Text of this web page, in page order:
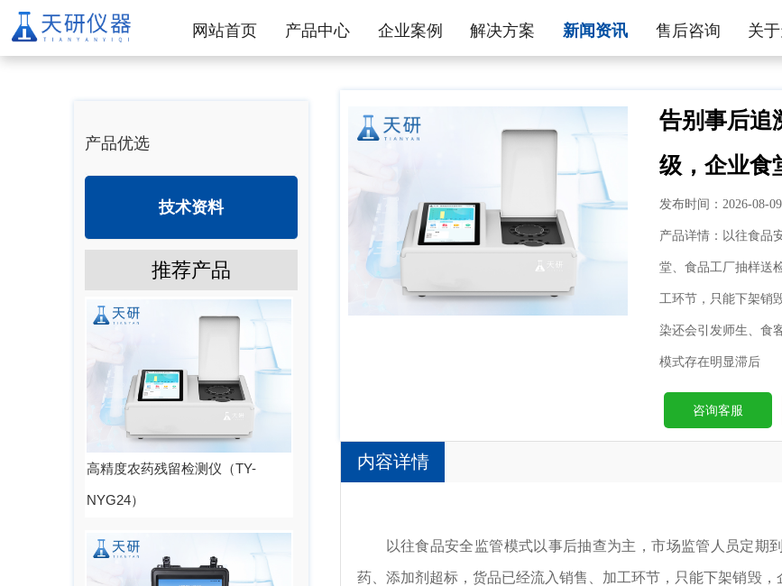
网站首页 产品中心 企业案例 解决方案 新闻资讯 售后咨询 关
产品优选
技术资料
推荐产品
高精度农药残留检测仪（TY-
NYG24）
告别事后追
级，企业食
发布时间：2026-08-09
产品详情：以往食品
堂、食品工厂抽样送
工环节，只能下架销
染还会引发师生、食
模式存在明显滞后
咨询客服
内容详情
以往食品安全监管模式以事后抽查为主，市场监管人员定期
药、添加剂超标，货品已经流入销售、加工环节，只能下架销毁